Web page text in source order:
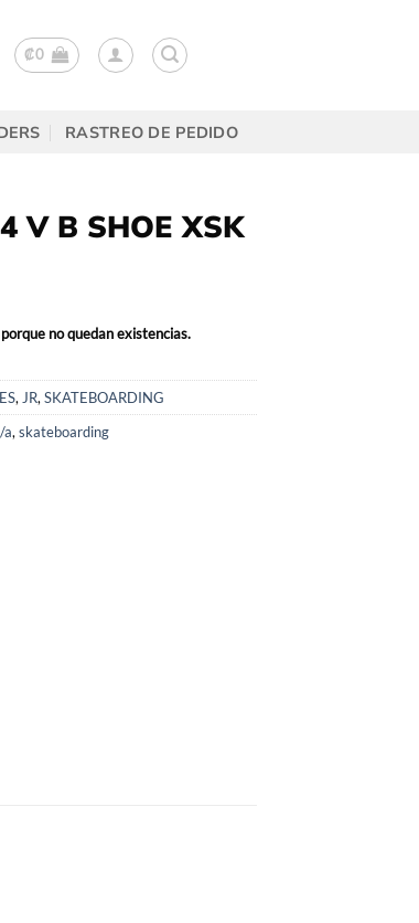
₡0
RASTREO DE PEDIDO
V B SHOE XSK
no quedan existencias.
, JR, SKATEBOARDING
a, skateboarding